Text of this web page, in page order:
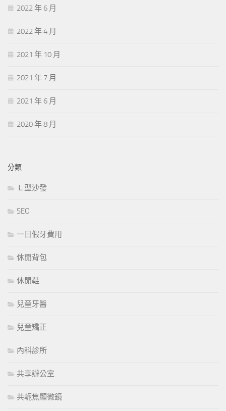
2022 年 6 月
2022 年 4 月
2021 年 10 月
2021 年 7 月
2021 年 6 月
2020 年 8 月
分類
Ｌ型沙發
SEO
一日假牙費用
休閒背包
休閒鞋
兒童牙醫
兒童矯正
內科診所
共享辦公室
共軛焦顯微鏡